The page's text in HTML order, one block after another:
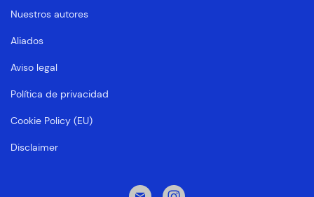
Nuestros autores
Aliados
Aviso legal
Política de privacidad
Cookie Policy (EU)
Disclaimer